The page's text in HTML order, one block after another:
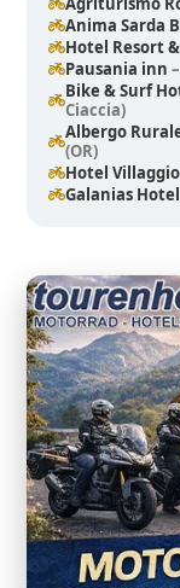
Anima Sarda
Hotel Resort
Pausania inn
Bike & Surf
Ciaccia)
Albergo
(OR)
Hotel
Galanias